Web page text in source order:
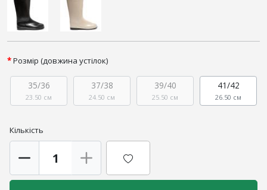
Розмір (довжина устілок)
35/36
23.50 см
37/38
24.50 см
39/40
25.50 см
41/42
26.50 см
Кількість